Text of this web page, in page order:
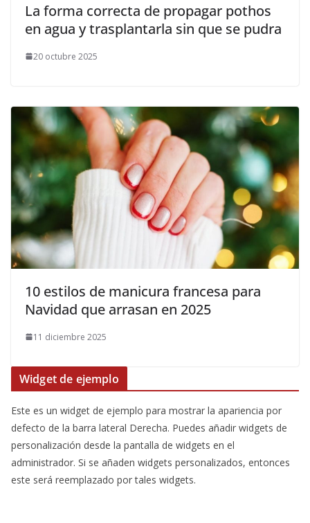
La forma correcta de propagar pothos
en agua y trasplantarla sin que se pudra
20 octubre 2025
10 estilos de manicura francesa para
Navidad que arrasan en 2025
11 diciembre 2025
Widget de ejemplo
Este es un widget de ejemplo para mostrar la apariencia por
defecto de la barra lateral Derecha. Puedes añadir widgets de
personalización desde la pantalla de widgets en el
administrador. Si se añaden widgets personalizados, entonces
este será reemplazado por tales widgets.